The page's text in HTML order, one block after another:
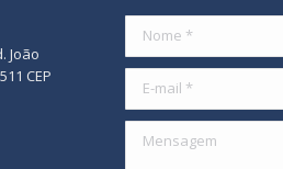
João
CEP
Nome *
E-mail *
Mensagem